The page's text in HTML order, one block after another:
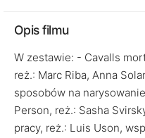
Opis filmu
W zestawie: - Cavalls
reż.: Marc Riba, Anna
sposobów na
Person, reż.: Sasha
pracy, reż.: Luis Uson,